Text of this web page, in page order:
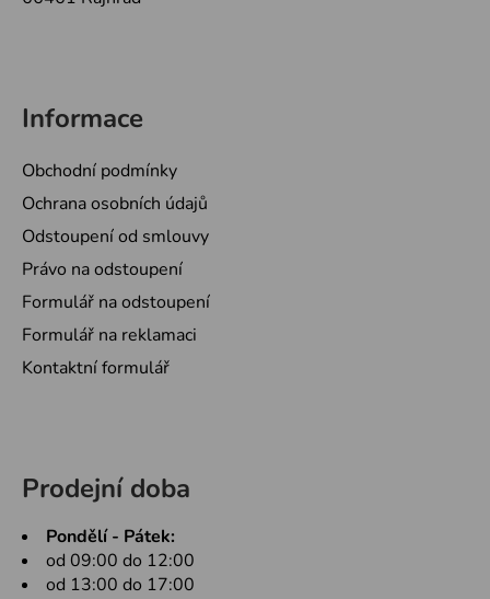
Informace
Obchodní podmínky
Ochrana osobních údajů
Odstoupení od smlouvy
Právo na odstoupení
Formulář na odstoupení
Formulář na reklamaci
Kontaktní formulář
Prodejní doba
Pondělí - Pátek:
od 09:00 do 12:00
od 13:00 do 17:00